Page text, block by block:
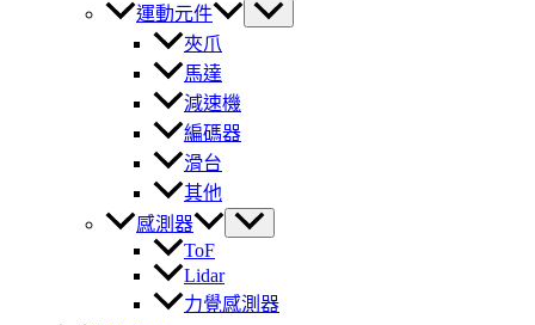
運動元件
夾爪
馬達
減速機
編碼器
滑台
其他
感測器
ToF
Lidar
力覺感測器